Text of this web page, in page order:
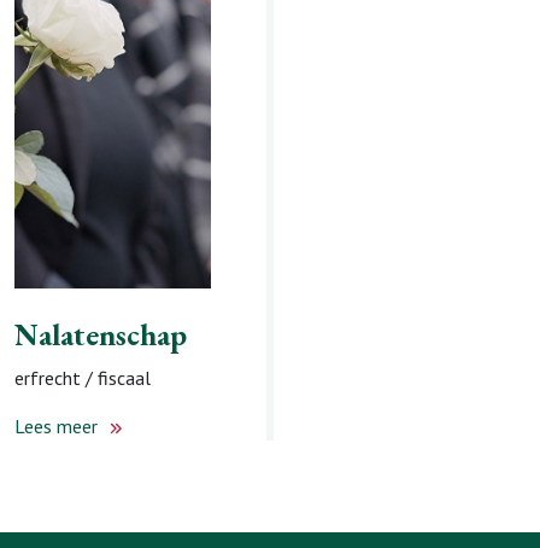
testament /
levenstestament
Lees meer
Nalatenschap
erfrecht / fiscaal
Lees meer